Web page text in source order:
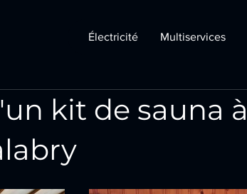
Électricité Multiservices
kit de sauna à